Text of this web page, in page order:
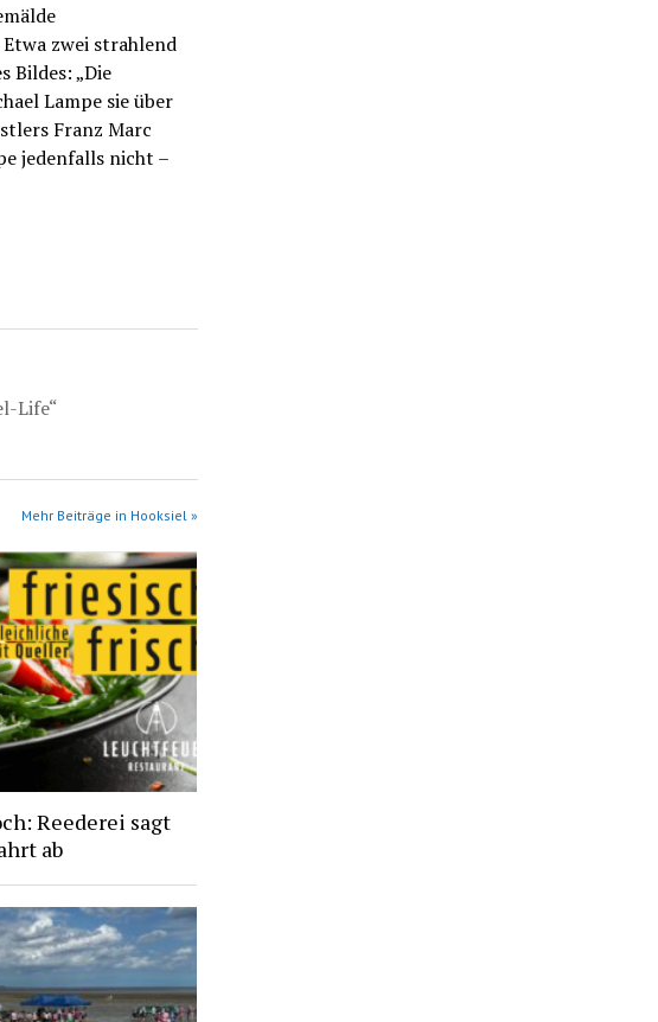
zwei strahlend
Bildes: „Die
Lampe sie über
Franz Marc
jedenfalls nicht –
Life“
Mehr Beiträge in Hooksiel »
Reederei sagt
ab